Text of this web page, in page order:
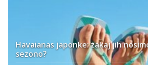
Havaianas japonke: zakaj jih
sezono?